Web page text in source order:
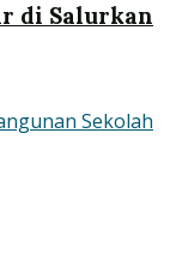
di Salurkan